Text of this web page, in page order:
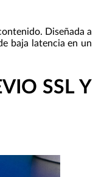
Diseñada a
baja latencia en un
SSL Y